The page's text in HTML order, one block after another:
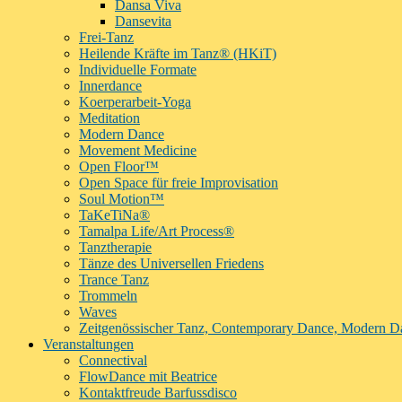
Dansa Viva
Dansevita
Frei-Tanz
Heilende Kräfte im Tanz® (HKiT)
Individuelle Formate
Innerdance
Koerperarbeit-Yoga
Meditation
Modern Dance
Movement Medicine
Open Floor™
Open Space für freie Improvisation
Soul Motion™
TaKeTiNa®
Tamalpa Life/Art Process®
Tanztherapie
Tänze des Universellen Friedens
Trance Tanz
Trommeln
Waves
Zeitgenössischer Tanz, Contemporary Dance, Modern
Veranstaltungen
Connectival
FlowDance mit Beatrice
Kontaktfreude Barfussdisco